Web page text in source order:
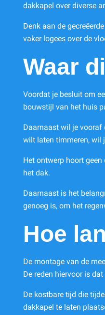
dakkapel over diverse
Denk aan de
vaker logees over de
Waar
Voordat je besluit om
bouwstijl van het huis
Daarnaast wil je vooraf
wilt laten timmeren, wil
Het ontwerp hoort
het dak.
Daarnaast is het
genoeg is, om het
Hoe
De montage van de
De reden hiervoor is
De kostbare tijd die
dakkapel te laten